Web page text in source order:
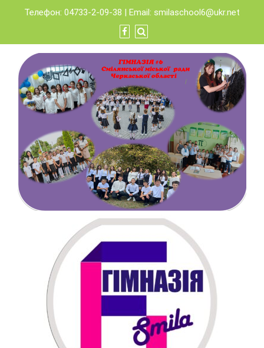
content
Телефон: 04733-2-09-38 | Email: smilaschool6@ukr.net